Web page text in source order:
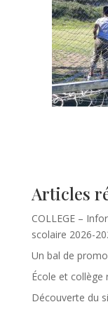
Articles
COLLEGE –
scolaire 2026-
Un bal de
École et collège
Découverte du